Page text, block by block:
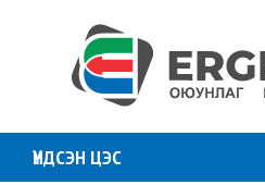
ҮНДСЭН ЦЭС